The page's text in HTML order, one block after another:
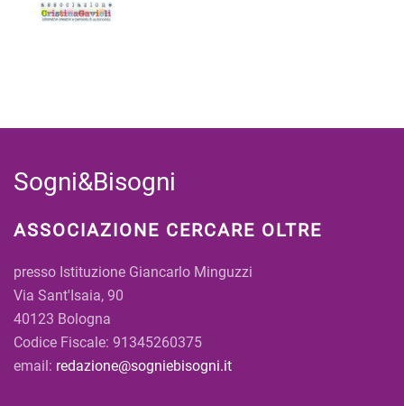
Sogni&Bisogni
ASSOCIAZIONE CERCARE OLTRE
presso Istituzione Giancarlo Minguzzi
Via Sant'Isaia, 90
40123 Bologna
Codice Fiscale: 91345260375
email: redazione@sogniebisogni.it